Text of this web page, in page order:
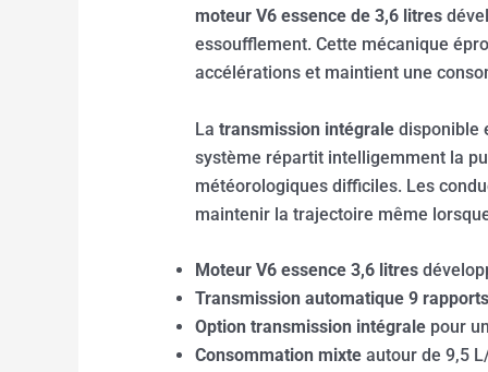
moteur V6 essence de 3,6 litres
essoufflement. Cette mécanique
accélérations et maintient une
La transmission intégraledisponible
système répartit intelligemment la
météorologiques difficiles. Les
maintenir la trajectoire même
Moteur V6 essence 3,6 litres
Transmission automatique 9 rapports
Option transmission intégralepour
Consommation mixteautour de 9,5